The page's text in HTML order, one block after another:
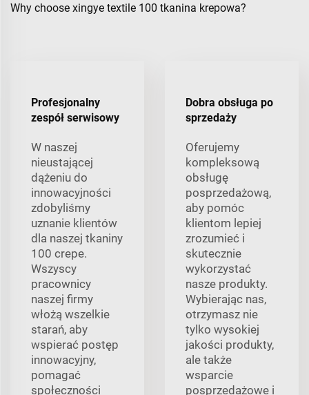
Why choose xingye textile 100 tkanina krepowa?
Profesjonalny
zespół serwisowy
W naszej
nieustającej
dążeniu do
innowacyjności
zdobyliśmy
uznanie klientów
dla naszej tkaniny
100 crepe.
Wszyscy
pracownicy
naszej firmy
włożą wszelkie
starań, aby
wspierać postęp
innowacyjny,
pomagać
społeczności
Dobra obsługa po
sprzedaży
Oferujemy
kompleksową
obsługę
posprzedażową,
aby pomóc
klientom lepiej
zrozumieć i
skutecznie
wykorzystać
nasze produkty.
Wybierając nas,
otrzymasz nie
tylko wysokiej
jakości produkty,
ale także
wsparcie
posprzedażowe i